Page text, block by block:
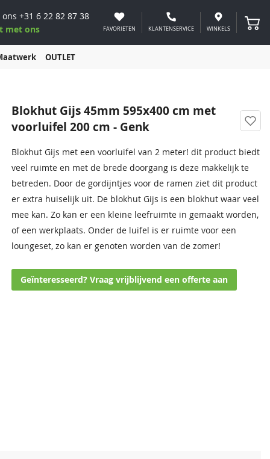
ons +31 6 22 82 87 38
met ons FAVORIETEN KLANTENSERVICE WINKELS
OUTLET
Blokhut Gijs 45mm 595x400 cm met
voorluifel 200 cm - Genk
Blokhut Gijs met een voorluifel van 2 meter! dit product biedt
veel ruimte en met de brede doorgang is deze makkelijk te
betreden. Door de gordijntjes voor de ramen ziet dit product
er extra huiselijk uit. De blokhut Gijs is een blokhut waar veel
mee kan. Zo kan er een kleine leefruimte in gemaakt worden,
of een werkplaats. Onder de luifel is er ruimte voor een
loungeset, zo kan er genoten worden van de zomer!
Geïnteresseerd? Vraag vrijblijvend een offerte aan